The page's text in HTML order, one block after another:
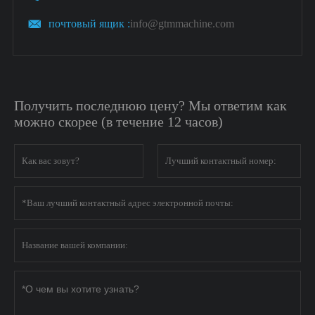
 почтовый ящик :info@gtmmachine.com
Получить последнюю цену? Мы ответим как
можно скорее (в течение 12 часов)